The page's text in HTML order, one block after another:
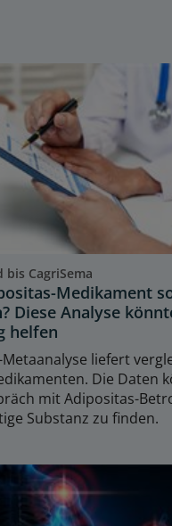
CagriSema
Medikament
Diese Analyse
helfen
liefert
Die Daten
mit Adipositas-
Substanz zu finden.